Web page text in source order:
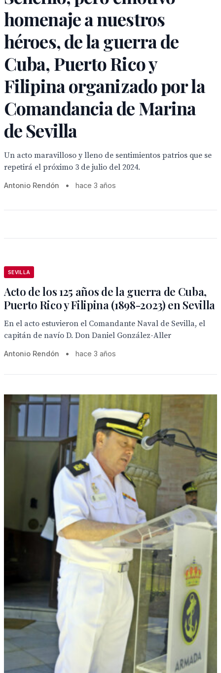
homenaje a nuestros
héroes, de la guerra de
Cuba, Puerto Rico y
Filipina organizado por la
Comandancia de Marina
de Sevilla
Un acto maravilloso y lleno de sentimientos patrios que se
repetirá el próximo 3 de julio del 2024.
Antonio Rendón • hace 3 años
SEVILLA
Acto de los 125 años de la guerra de Cuba,
Puerto Rico y Filipina (1898-2023) en Sevilla
En el acto estuvieron el Comandante Naval de Sevilla, el
capitán de navío D. Don Daniel González-Aller
Antonio Rendón • hace 3 años